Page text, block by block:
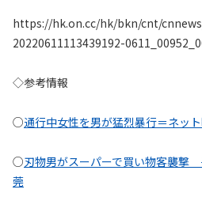
https://hk.on.cc/hk/bkn/cnt/
20220611113439192-
◇参考情報
○通行中女性を男が猛烈暴行＝ネッ
○刃物男がスーパーで買い物客襲
莞